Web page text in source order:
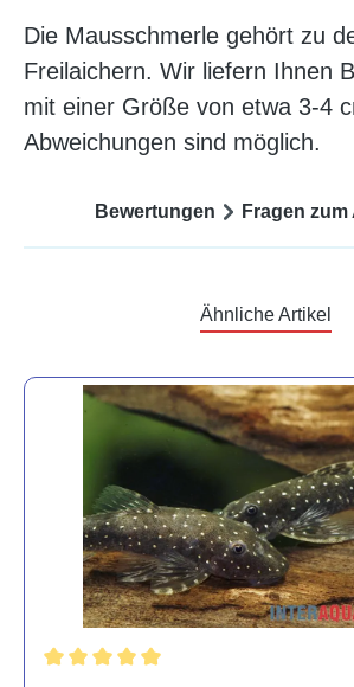
Die Mausschmerle gehört zu
Freilaichern. Wir liefern Ihnen
mit einer Größe von etwa 3-4
Abweichungen sind möglich.
Bewertungen Fragen zum
Ähnliche Artikel